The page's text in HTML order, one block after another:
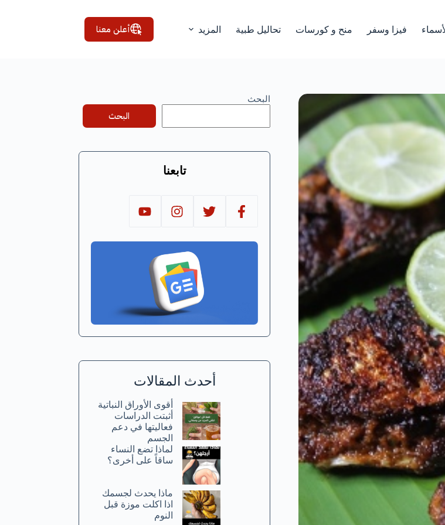
فيزا وسفر منح و كورسات تحاليل طبية المزيد أعلن معنا
البحث
البحث
تابعنا
أحدث المقالات
أقوى الأوراق النباتية
أثبتت الدراسات
فعاليتها في دعم
الجسم
لماذا تضع النساء
ساقاً على أخرى؟
ماذا يحدث لجسمك
اذا اكلت موزة قبل
النوم